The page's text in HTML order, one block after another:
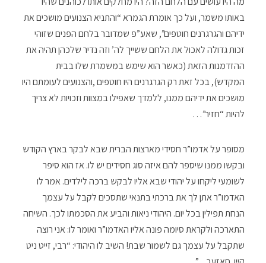
באותו משמר, ועל כך אומרת הגמרא “והתניא הצנועים מושכים את
ידיהם והגרגרנים חוטפים”, שאע”פ שמדובר בלחם הפנים שזוהי
זכות גדולה לאכול את הלחם ששייך לה’ וזה נדיר שלכהן תהיה את
ההזדמנות הזאת (כאשר הוא שימש במשמרת שלו בבית
המקדש), בכל זאת רק הגרגרנים היו חוטפים ,והצנועים לעומתם היו
מושכים את ידיהם ממנו, ללמדך שאפילו במצוות וזכויות לא צריך
להיות “חזיר”…
מסופר על אדמו”ר חסידי מארצות הברית שבא לבקר בארץ הקודש
ובקשו ממנו שיספר להם איזה סוג חסידים יש לו. אז הוא סיפר
לשומעי ליקחו על יהודי שבא אליו לבקש ברכה לילדים. אמר לו
האדמו”ר אתן לך את ברכתי בתנאי שתסכים לקבל על עצמך
הנחת תפילין בכל יום. היהודי ניאות והביע את הסכמתו לכך. השיחה
התארכה ולקראת סיומה פונה אליו האדמו”ר ואומר לו: אני רוצה
שתקבל על עצמך גם לשמור שבת! השיב לו היהודי: “רבי, זייט ניט